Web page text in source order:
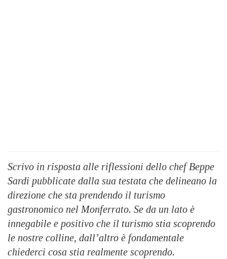
Scrivo in risposta alle riflessioni dello chef Beppe
Sardi pubblicate dalla sua testata che delineano la
direzione che sta prendendo il turismo
gastronomico nel Monferrato. Se da un lato è
innegabile e positivo che il turismo stia scoprendo
le nostre colline, dall’altro è fondamentale
chiederci cosa stia realmente scoprendo.